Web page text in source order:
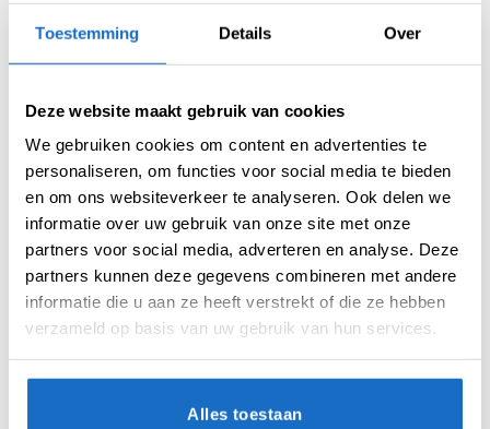
Toestemming Details Over
Deze website maakt gebruik van cookies
We gebruiken cookies om content en advertenties te
personaliseren, om functies voor social media te bieden
en om ons websiteverkeer te analyseren. Ook delen we
informatie over uw gebruik van onze site met onze
partners voor social media, adverteren en analyse. Deze
partners kunnen deze gegevens combineren met andere
informatie die u aan ze heeft verstrekt of die ze hebben
verzameld op basis van uw gebruik van hun services.
Alles toestaan
Artikelnummer:214655
Vormen,Target Flights
Tag:Target September Launch 2025
Merk:Target
AANVULLENDE INFORMATIE